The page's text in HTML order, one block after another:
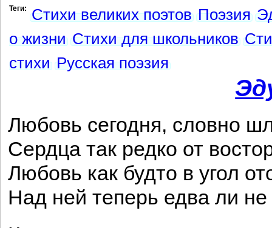
Теги: Стихи великих поэтов Поэзия
о жизни Стихи для школьников
стихи Русская поэзия
Любовь сегодня, словно
Сердца так редко от
Любовь как будто в угол
Над ней теперь едва ли